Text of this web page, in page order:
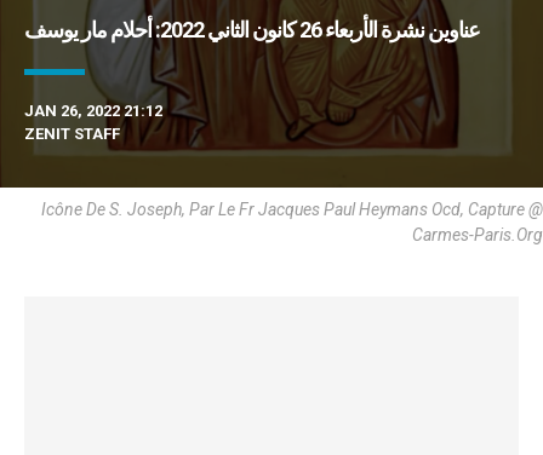
عناوين نشرة الأربعاء 26 كانون الثاني 2022: أحلام مار يوسف
JAN 26, 2022 21:12
ZENIT STAFF
Icône De S. Joseph, Par Le Fr Jacques Paul Heymans Ocd, Capture @
Carmes-Paris.org